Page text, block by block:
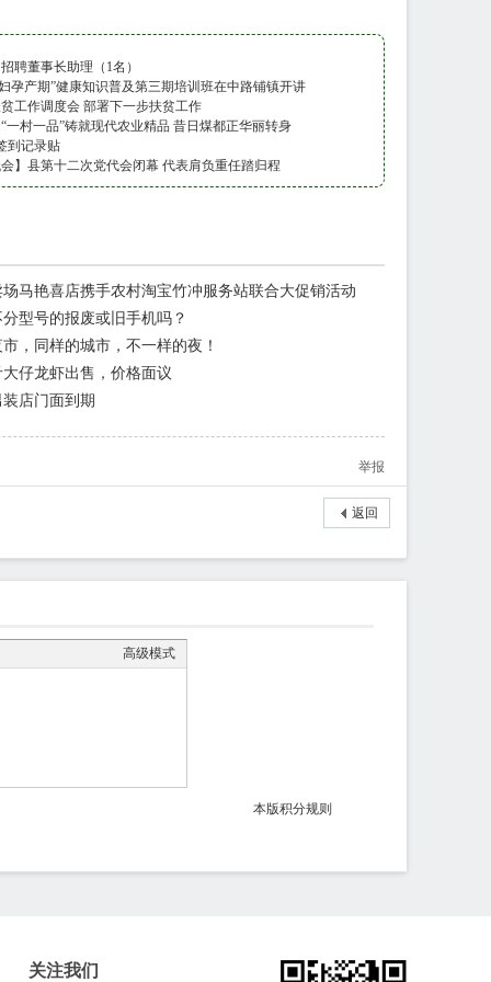
聘董事长助理（1名）
孕产期”健康知识普及第三期培训班在中路铺镇开讲
工作调度会 部署下一步扶贫工作
一村一品”铸就现代农业精品 昔日煤都正华丽转身
到记录贴
】县第十二次党代会闭幕 代表肩负重任踏归程
马艳喜店携手农村淘宝竹冲服务站联合大促销活动
型号的报废或旧手机吗？
，同样的城市，不一样的夜！
仔龙虾出售，价格面议
店门面到期
举报
返回
高级模式
本版积分规则
关注我们